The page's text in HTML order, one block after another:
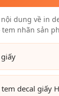
dung về in
nhãn sản
tem decal giấy